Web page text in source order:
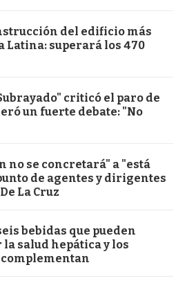
del edificio más
Latina: superará los 470
criticó el paro de
un fuerte debate: "No
no se concretará" a "está
de agentes y dirigentes
La Cruz
bebidas que pueden
salud hepática y los